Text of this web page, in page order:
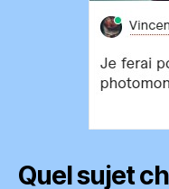
Quel sujet